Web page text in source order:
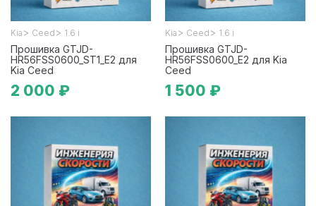
Kia > Ceed > 1.6 i
Прошивка GTJD-
HR56FSS0600_ST1_E2 для
Kia Ceed
2 000 ₽
Kia > Ceed > 1.6 i
Прошивка GTJD-
HR56FSS0600_E2 для Kia
Ceed
1 500 ₽